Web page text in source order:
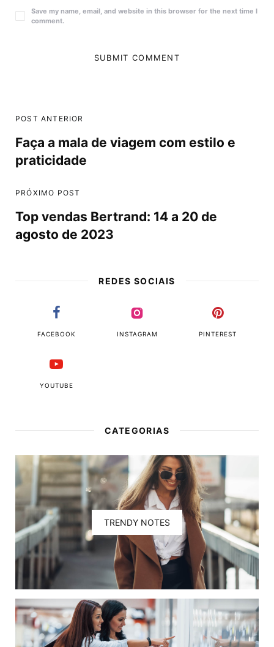
Save my name, email, and website in this browser for the next time I
comment.
POST ANTERIOR
Faça a mala de viagem com estilo e
praticidade
PRÓXIMO POST
Top vendas Bertrand: 14 a 20 de
agosto de 2023
REDES SOCIAIS
FACEBOOK INSTAGRAM PINTEREST
YOUTUBE
CATEGORIAS
TRENDY NOTES